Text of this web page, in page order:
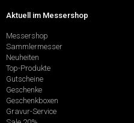
Aktuell im Messershop
Messershop
Sammlermesser
Neuheiten
Top-Produkte
Gutscheine
Geschenke
Geschenkboxen
Gravur-Service